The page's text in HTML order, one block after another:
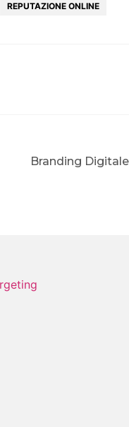
REPUTAZIONE ONLINE
Branding